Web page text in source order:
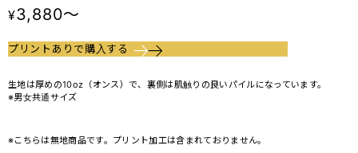
¥3,880～
プリントありで購入する
生地は厚めの10oz（オンス）で、裏側は肌触りの良いパイルになっています。
※男女共通サイズ
※こちらは無地商品です。プリント加工は含まれておりません。